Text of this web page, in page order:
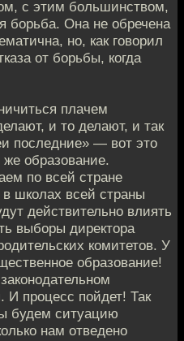
с этим большинством,
борьба. Она не обречена
но, как говорил
от борьбы, когда
плачем
и то делают, и так
последние» — вот это
образование.
по всей стране
школах всей страны
действительно влиять
выборы директора
комитетов. У
образование!
И процесс пойдет! Так
будем ситуацию
нам отведено